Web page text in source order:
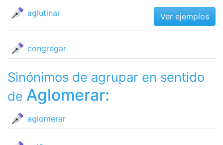
aglutinar Ver ejemplos
congregar
Sinónimos de agrupar en sentido
de Aglomerar:
aglomerar